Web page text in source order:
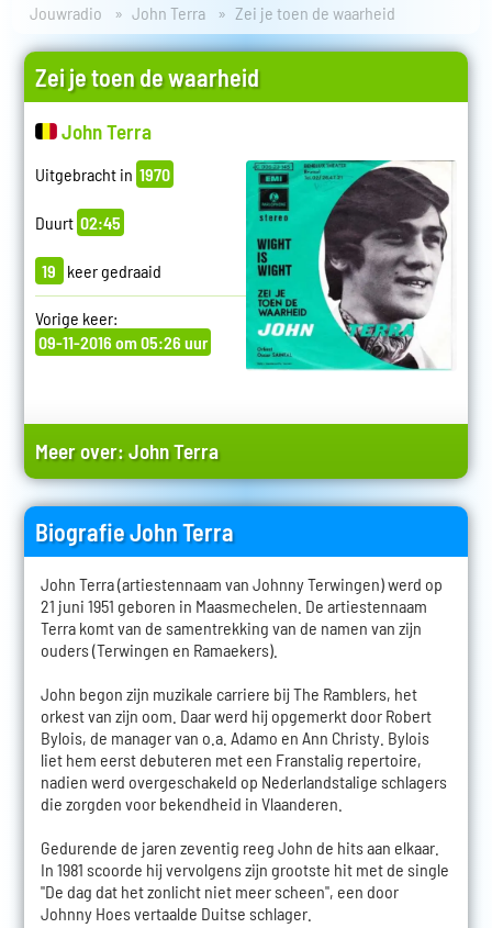
Jouwradio John Terra Zei je toen de waarheid
Zei je toen de waarheid
John Terra
Uitgebracht in 1970
Duurt 02:45
19 keer gedraaid
Vorige keer:
09-11-2016 om 05:26 uur
Meer over:John Terra
Biografie John Terra
John Terra (artiestennaam van Johnny Terwingen) werd op
21 juni 1951 geboren in Maasmechelen. De artiestennaam
Terra komt van de samentrekking van de namen van zijn
ouders (Terwingen en Ramaekers).
John begon zijn muzikale carriere bij The Ramblers, het
orkest van zijn oom. Daar werd hij opgemerkt door Robert
Bylois, de manager van o.a. Adamo en Ann Christy. Bylois
liet hem eerst debuteren met een Franstalig repertoire,
nadien werd overgeschakeld op Nederlandstalige schlagers
die zorgden voor bekendheid in Vlaanderen.
Gedurende de jaren zeventig reeg John de hits aan elkaar.
In 1981 scoorde hij vervolgens zijn grootste hit met de single
"De dag dat het zonlicht niet meer scheen", een door
Johnny Hoes vertaalde Duitse schlager.